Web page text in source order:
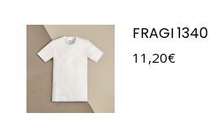
FRAGI 1340
11,20€